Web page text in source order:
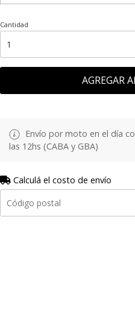
Cantidad
AGREGAR
Envío por moto en el día
las 12hs (CABA y GBA)
Calculá el costo de envío